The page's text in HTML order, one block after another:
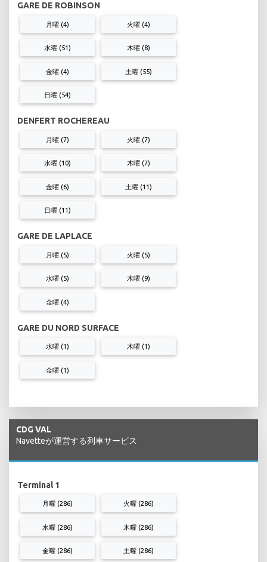
GARE DE ROBINSON
月曜 (4) 火曜 (4)
水曜 (51) 木曜 (8)
金曜 (4) 土曜 (55)
日曜 (54)
DENFERT ROCHEREAU
月曜 (7) 火曜 (7)
水曜 (10) 木曜 (7)
金曜 (6) 土曜 (11)
日曜 (11)
GARE DE LAPLACE
月曜 (5) 火曜 (5)
水曜 (5) 木曜 (9)
金曜 (4)
GARE DU NORD SURFACE
水曜 (1) 木曜 (1)
金曜 (1)
CDG VAL
Navetteが運営する列車サービス
Terminal 1
月曜 (286) 火曜 (286)
水曜 (286) 木曜 (286)
金曜 (286) 土曜 (286)